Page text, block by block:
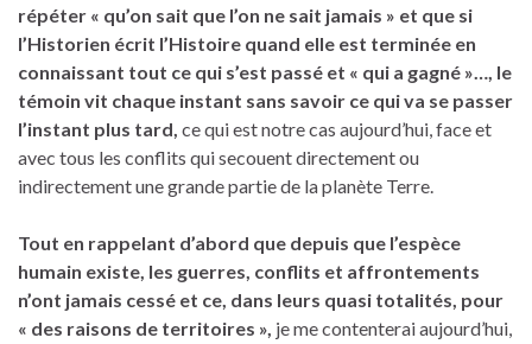
répéter « qu’on sait que l’on ne sait jamais » et que si
l’Historien écrit l’Histoire quand elle est terminée en
connaissant tout ce qui s’est passé et « qui a gagné »…, le
témoin vit chaque instant sans savoir ce qui va se passer
l’instant plus tard, ce qui est notre cas aujourd’hui, face et
avec tous les conflits qui secouent directement ou
indirectement une grande partie de la planète Terre.
Tout en rappelant d’abord que depuis que l’espèce
humain existe, les guerres, conflits et affrontements
n’ont jamais cessé et ce, dans leurs quasi totalités, pour
« des raisons de territoires », je me contenterai aujourd’hui,